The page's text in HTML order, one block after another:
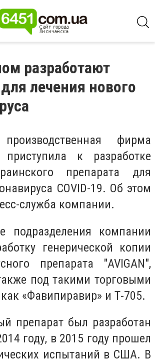
разработают
лечения нового
фирма
к разработке
препарата для
COVID-19. Об этом
служба компании.
подразделения компании
генерической копии
препарата "AVIGAN",
под такими торговыми
«Фавипиравир» и Т-705.
препарат был разработан
году, в 2015 году прошел
испытаний в США. В